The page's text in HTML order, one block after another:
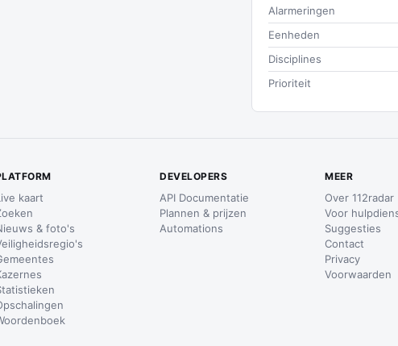
Alarmeringen
Eenheden
Disciplines
Prioriteit
kaart
& foto's
DEVELOPERS
API Documentatie
Plannen & prijzen
Automations
MEER
Over 112radar
Voor
Suggesties
Contact
Privacy
Voorwaarden